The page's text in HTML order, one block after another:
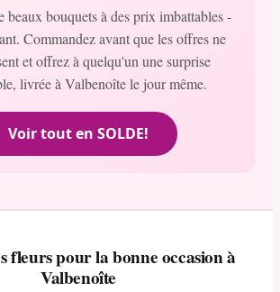
beaux bouquets à des prix imbattables -
Commandez avant que les offres ne
et offrez à quelqu'un une surprise
livrée à Valbenoîte le jour même.
Voir tout en SOLDE!
fleurs pour la bonne occasion à
Valbenoîte